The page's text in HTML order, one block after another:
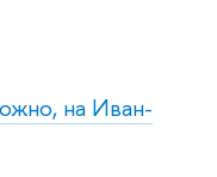
на Иван-